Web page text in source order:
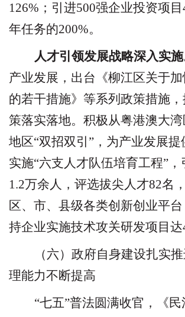
126% ；引进500强企业投资项目
年任务的200%。
人才引领发展战略深入实施
产业发展，出台《柳江区关于
的若干措施》等系列政策措施
策落实落地。积极从粤港澳大
地区“双招双引 ” ，为产业发展提
实施“六支人才队伍培育工程”
1.2万余人，评选拔尖人才82名
区、市、县级各类创新创业平台
持企业实施技术攻关研发项目达
（六）政府自身建设扎实
理能力不断提高
“七五”普法圆满收官，《